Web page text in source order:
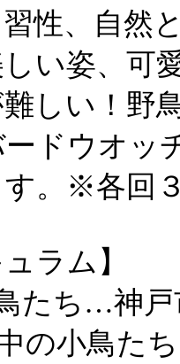
性、自然
い姿、可
しい！野
ドウオッ
。※各回
ラム】
たち…神戸
の小鳥た